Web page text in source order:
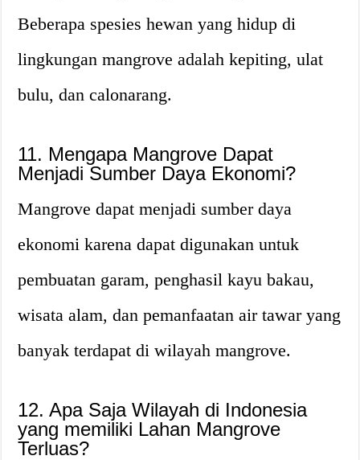
Beberapa spesies hewan yang hidup di
lingkungan mangrove adalah kepiting, ulat
bulu, dan calonarang.
11. Mengapa Mangrove Dapat
Menjadi Sumber Daya Ekonomi?
Mangrove dapat menjadi sumber daya
ekonomi karena dapat digunakan untuk
pembuatan garam, penghasil kayu bakau,
wisata alam, dan pemanfaatan air tawar yang
banyak terdapat di wilayah mangrove.
12. Apa Saja Wilayah di Indonesia
yang memiliki Lahan Mangrove
Terluas?